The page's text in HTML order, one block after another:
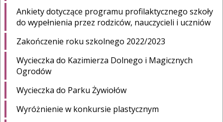
Ankiety dotyczące programu profilaktycznego szkoły
do wypełnienia przez rodziców, nauczycieli i uczniów
Zakończenie roku szkolnego 2022/2023
Wycieczka do Kazimierza Dolnego i Magicznych
Ogrodów
Wycieczka do Parku Żywiołów
Wyróżnienie w konkursie plastycznym